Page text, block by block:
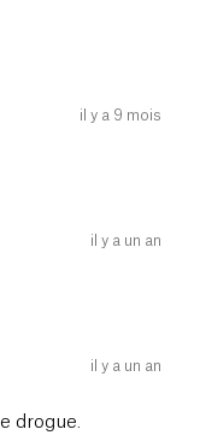
il y a 9 mois
il y a un an
il y a un an
drogue.